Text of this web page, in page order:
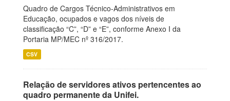
Quadro de Cargos Técnico-Administrativos em
Educação, ocupados e vagos dos níveis de
classificação “C”, “D” e “E”, conforme Anexo I da
Portaria MP/MEC nº 316/2017.
CSV
Relação de servidores ativos pertencentes ao
quadro permanente da Unifei.